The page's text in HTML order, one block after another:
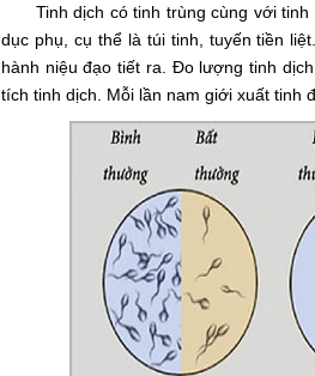
Tinh dịch có tinh trùng cùng với tinh
dục phụ, cụ thể là túi tinh, tuyến tiền
hành niệu đạo tiết ra. Đo lượng tinh
tích tinh dịch. Mỗi lần nam giới xuất tinh